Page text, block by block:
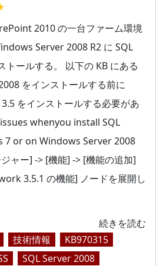
2010 の一台ファーム環境
Server 2008 R2 に SQL
トールする。 以下の KB にある
をインストールする前に
をインストールする必要があ
whenyou install SQL
7 or on Windows Server 2008
ャー] -> [機能] -> [機能の追加]
3.5.1 の機能] ノードを展開し
続きを読む
技術情報
KB970315
SQL Server 2008